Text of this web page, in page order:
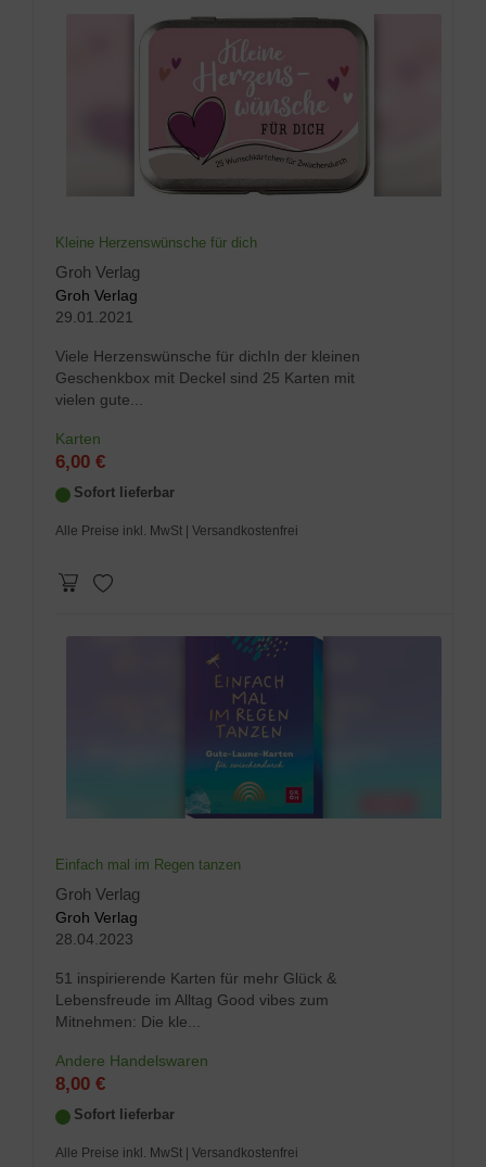
Kleine Herzenswünsche für dich
Groh Verlag
Groh Verlag
29.01.2021
Viele Herzenswünsche für dichIn der kleinen
Geschenkbox mit Deckel sind 25 Karten mit
vielen gute...
Karten
6,00 €
Sofort lieferbar
Alle Preise inkl. MwSt | Versandkostenfrei
Einfach mal im Regen tanzen
Groh Verlag
Groh Verlag
28.04.2023
51 inspirierende Karten für mehr Glück &
Lebensfreude im Alltag Good vibes zum
Mitnehmen: Die kle...
Andere Handelswaren
8,00 €
Sofort lieferbar
Alle Preise inkl. MwSt | Versandkostenfrei